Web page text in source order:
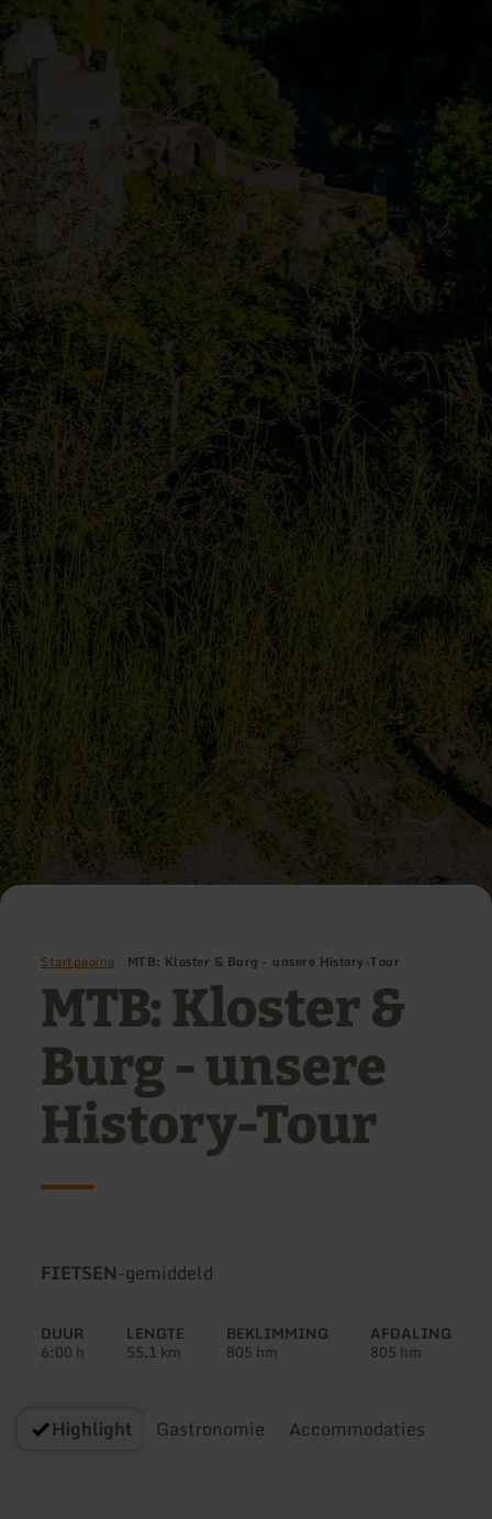
Startpagina MTB: Kloster & Burg - unsere History-Tour
MTB: Kloster &
Burg - unsere
History-Tour
Soort
FIETSEN-Moeilijkheidsgraad:
gemiddeld
DUUR
6:00 h
LENGTE
55,1 km
BEKLIMMING
805 hm
AFDALING
805 hm
Highlight Gastronomie Accommodaties